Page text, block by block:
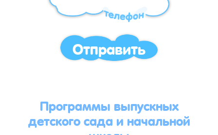
Отправить
Программы выпускных
детского сада и начальной